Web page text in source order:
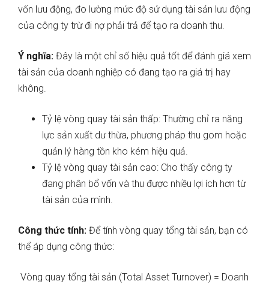
vốn lưu động, đo lường mức độ sử dụng tài sản lưu động
của công ty trừ đi nợ phải trả để tạo ra doanh thu.
Ý nghĩa: Đây là một chỉ số hiệu quả tốt để đánh giá xem
tài sản của doanh nghiệp có đang tạo ra giá trị hay
không.
Tỷ lệ vòng quay tài sản thấp: Thường chỉ ra năng
lực sản xuất dư thừa, phương pháp thu gom hoặc
quản lý hàng tồn kho kém hiệu quả.
Tỷ lệ vòng quay tài sản cao: Cho thấy công ty
đang phân bổ vốn và thu được nhiều lợi ích hơn từ
tài sản của mình.
Công thức tính: Để tính vòng quay tổng tài sản, bạn có
thể áp dụng công thức:
Vòng quay tổng tài sản (Total Asset Turnover) = Doanh